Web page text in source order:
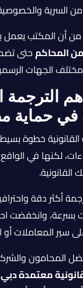
السرية
من أن المكتب
المحاكمحتى
الجهات
الترجمة
في حماية
القانونية خطوة
لكنها في
أكثر دقة
بسرعة، وانخفضت
سير المعاملات أو
المحامون
معتمدة دبي